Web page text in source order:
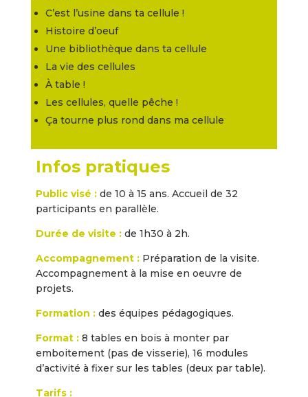
C’est l’usine dans ta cellule !
Histoire d’oeuf
Une bibliothèque dans ta cellule
La vie des cellules
À table !
Les cellules, quelle pêche !
Ça tourne plus rond dans ma cellule
Infos pratiques
Public visé : de 10 à 15 ans. Accueil de 32
participants en parallèle.
Durée de visite :de 1h30 à 2h.
Accompagnement :Préparation de la visite.
Accompagnement à la mise en oeuvre de
projets.
Formation :des équipes pédagogiques.
Format :8 tables en bois à monter par
emboitement (pas de visserie), 16 modules
d’activité à fixer sur les tables (deux par table).
Tarifs :